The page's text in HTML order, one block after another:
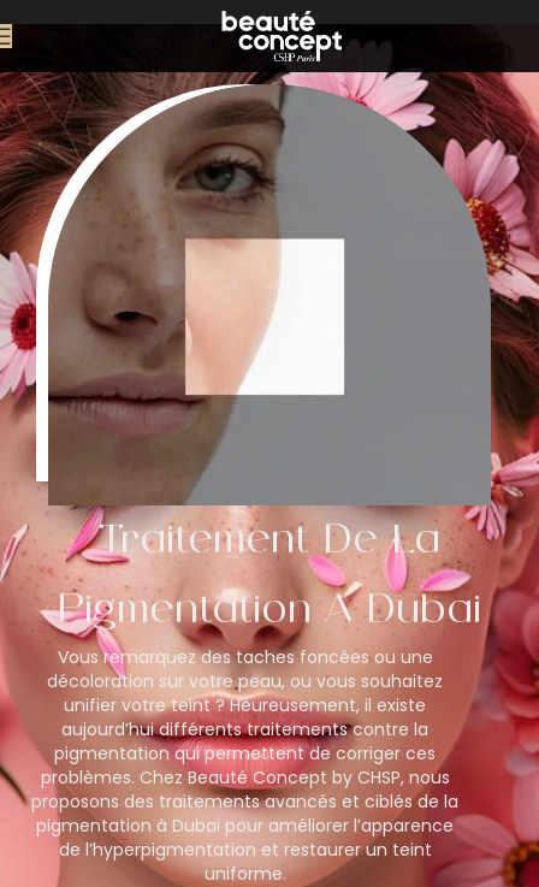
Traitement De La
Pigmentation À Dubaï
Vous remarquez des taches foncées ou une
décoloration sur votre peau, ou vous souhaitez
unifier votre teint ? Heureusement, il existe
aujourd’hui différents traitements contre la
pigmentation qui permettent de corriger ces
problèmes. Chez Beauté Concept by CHSP, nous
proposons des traitements avancés et ciblés de la
pigmentation à Dubaï pour améliorer l’apparence
de l’hyperpigmentation et restaurer un teint
uniforme.